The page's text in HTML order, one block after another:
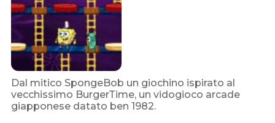
Dal mitico SpongeBob un giochino ispirato al
vecchissimo BurgerTime, un vidogioco arcade
giapponese datato ben 1982.